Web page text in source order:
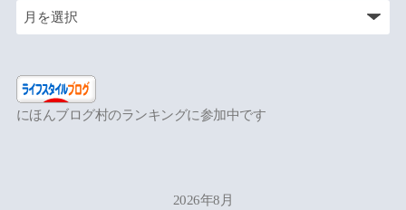
にほんブログ村のランキングに参加中です
2026年8月